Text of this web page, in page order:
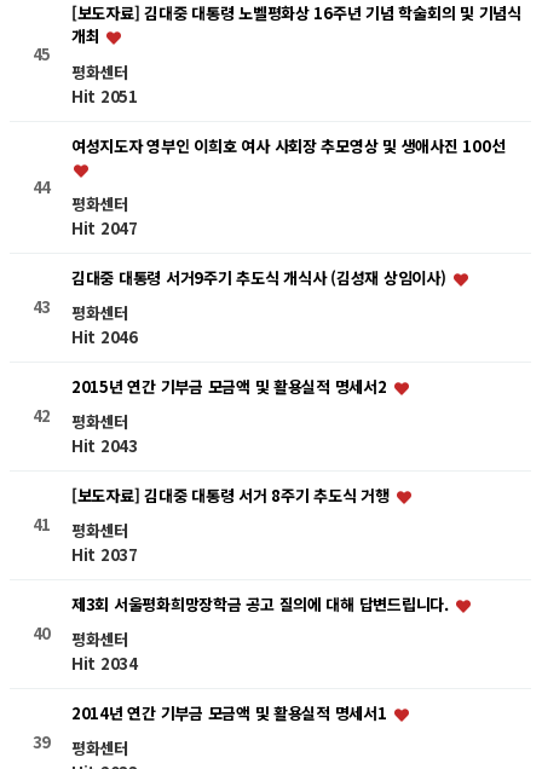
45
[보도자료] 김대중 대통령 노벨평화상 16주년 기념 학술회의 및 기념식
개최
평화센터
Hit 2051
44
여성지도자 영부인 이희호 여사 사회장 추모영상 및 생애사진 100선
평화센터
Hit 2047
43
김대중 대통령 서거9주기 추도식 개식사 (김성재 상임이사)
평화센터
Hit 2046
42
2015년 연간 기부금 모금액 및 활용실적 명세서2
평화센터
Hit 2043
41
[보도자료] 김대중 대통령 서거 8주기 추도식 거행
평화센터
Hit 2037
40
제3회 서울평화희망장학금 공고 질의에 대해 답변드립니다.
평화센터
Hit 2034
39
2014년 연간 기부금 모금액 및 활용실적 명세서1
평화센터